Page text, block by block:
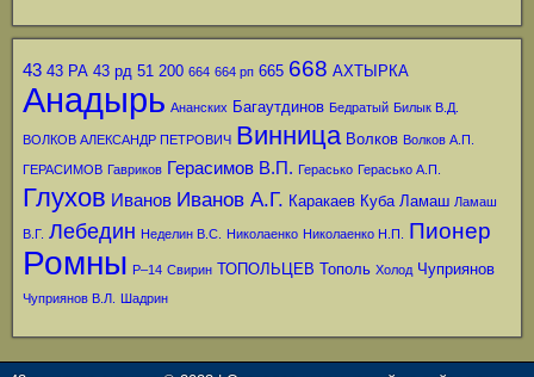
43 43 РА 43 рд 51 200 664 664 рп 665 668 АХТЫРКА
Анадырь Ананских Багаутдинов Бедратый Билык В.Д.
ВОЛКОВ АЛЕКСАНДР ПЕТРОВИЧ Винница Волков Волков А.П.
ГЕРАСИМОВ Гавриков Герасимов В.П. Герасько Герасько А.П.
Глухов Иванов Иванов А.Г. Каракаев Куба Ламаш Ламаш
В.Г. Лебедин Неделин В.С. Николаенко Николаенко Н.П. Пионер
Ромны Р–14 Свирин ТОПОЛЬЦЕВ Тополь Холод Чуприянов
Чуприянов В.Л. Шадрин